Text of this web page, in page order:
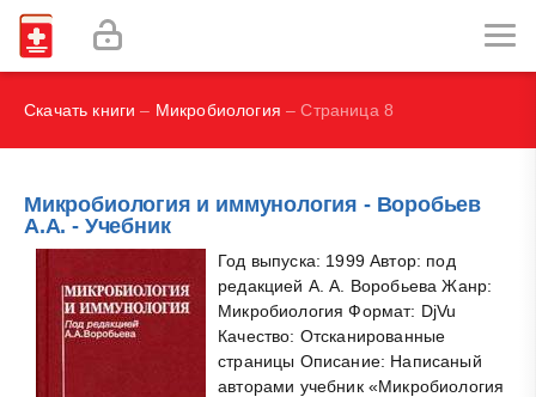
И.В., Брегель Л.В., Субботин В.М.
Фокин В. А.
Скачать книги – Микробиология – Страница 8
Микробиология и иммунология - Воробьев
А.А. - Учебник
Год выпуска: 1999 Автор: под
редакцией А. А. Воробьева Жанр:
Микробиология Формат: DjVu
Качество: Отсканированные
страницы Описание: Написаный
авторами учебник «Микробиология